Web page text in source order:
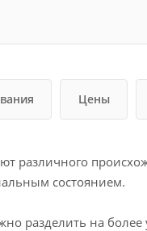
Цены
различного
состоянием.
разделить на более